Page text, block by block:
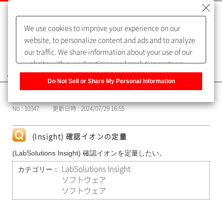
よくあるご質問（FAQ）
No : 10347 更新日時 : 2024/07/29 16:55
(Insight) 確認イオンの定量
(LabSolutions Insight) 確認イオンを定量したい。
カテゴリー：
LabSolutions Insight
ソフトウェア
ソフトウェア
We use cookies to improve your experience on our
website, to personalize content and ads and to analyze
our traffic. We share information about your use of our
website with our advertising and analytics partners,
of our sharing information about you with our partners.
Information] to customize your cookie settings on our
Do Not Sell or Share My Personal Information